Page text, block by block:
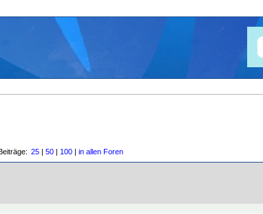
25 | 50 | 100 | in allen Foren